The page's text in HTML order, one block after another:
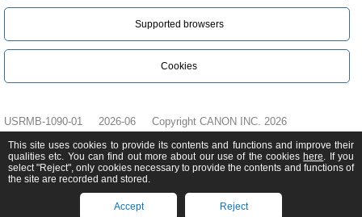
Supported browsers
Cookies
USRMB-1090-01 2026-06 Copyright CANON INC. 2026
This site uses cookies to provide its contents and functions and improve their
qualities etc. You can find out more about our use of the cookies here. If you
select "Reject", only cookies necessary to provide the contents and functions of
the site are recorded and stored.
Accept Reject